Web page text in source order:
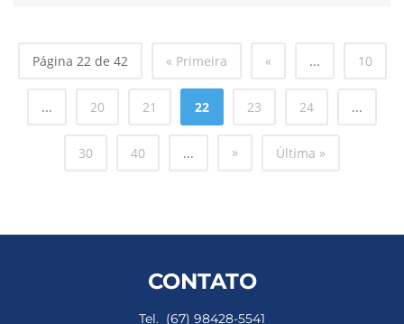
Página 22 de 42 « Primeira « ... 10
... 20 21 22 23 24 ...
30 40 ... » Última »
CONTATO
Tel. (67) 98428-5541